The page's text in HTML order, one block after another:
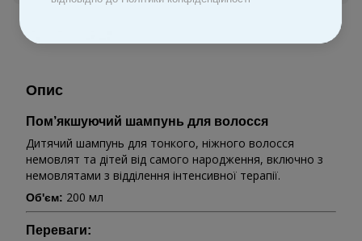
Опис
Пом’якшуючий шампунь для волосся
Дитячий шампунь для тонкого, ніжного волосся
немовлят та дітей від самого народження, включно з
немовлятами з відділення інтенсивної терапії.
Об'єм: 200 мл
Переваги: